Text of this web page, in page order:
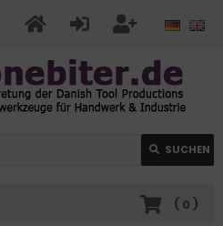
SUCHEN
( 0 )